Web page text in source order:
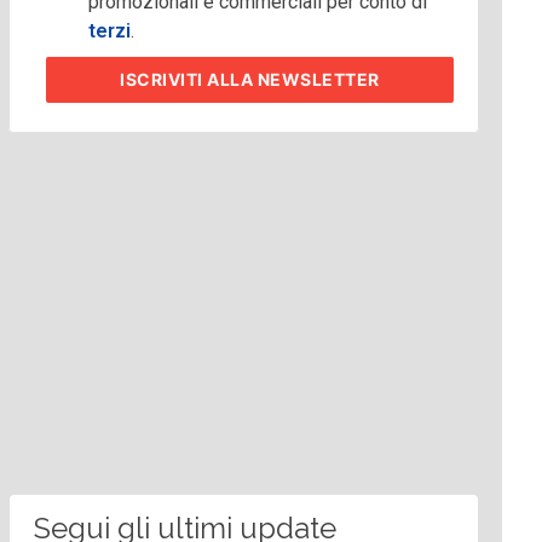
terzi.
ISCRIVITIALLA NEWSLETTER
Segui gli ultimi update